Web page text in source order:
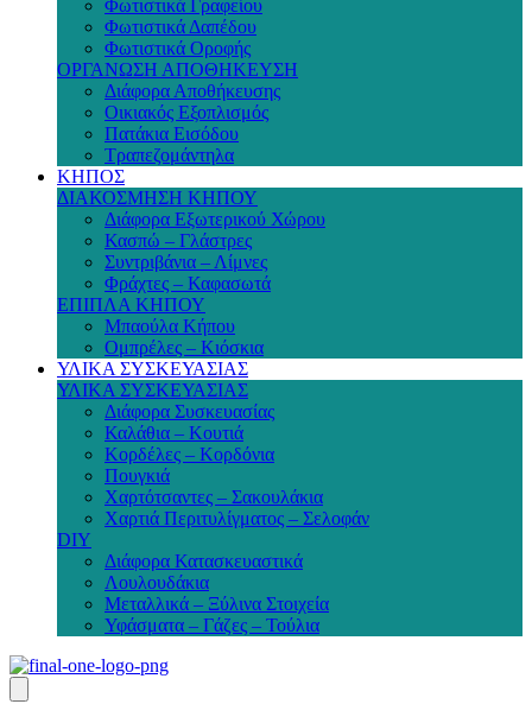
Φωτιστικά Γραφείου
Φωτιστικά Δαπέδου
Φωτιστικά Οροφής
ΟΡΓΑΝΩΣΗ ΑΠΟΘΗΚΕΥΣΗ
Διάφορα Αποθήκευσης
Οικιακός Εξοπλισμός
Πατάκια Εισόδου
Τραπεζομάντηλα
ΚΗΠΟΣ
ΔΙΑΚΟΣΜΗΣΗ ΚΗΠΟΥ
Διάφορα Εξωτερικού Χώρου
Κασπώ – Γλάστρες
Συντριβάνια – Λίμνες
Φράχτες – Καφασωτά
ΕΠΙΠΛΑ ΚΗΠΟΥ
Μπαούλα Κήπου
Ομπρέλες – Κιόσκια
ΥΛΙΚΑ ΣΥΣΚΕΥΑΣΙΑΣ
ΥΛΙΚΑ ΣΥΣΚΕΥΑΣΙΑΣ
Διάφορα Συσκευασίας
Καλάθια – Κουτιά
Κορδέλες – Κορδόνια
Πουγκιά
Χαρτότσαντες – Σακουλάκια
Χαρτιά Περιτυλίγματος – Σελοφάν
DIY
Διάφορα Κατασκευαστικά
Λουλουδάκια
Μεταλλικά – Ξύλινα Στοιχεία
Υφάσματα – Γάζες – Τούλια